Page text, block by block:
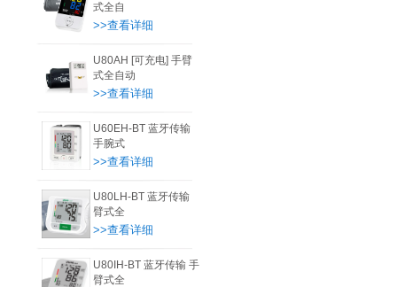
式全自
>>查看详细
U80AH [可充电] 手臂
式全自动
>>查看详细
U60EH-BT 蓝牙传输
手腕式
>>查看详细
U80LH-BT 蓝牙传输
臂式全
>>查看详细
U80IH-BT 蓝牙传输 手
臂式全